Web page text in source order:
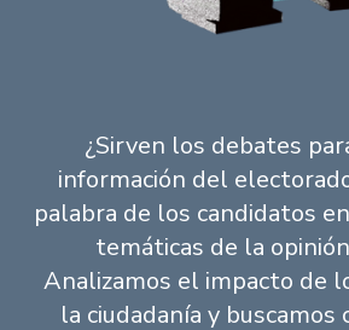
¿Sirven los debates
información del
palabra de los candidatos
temáticas de la
Analizamos el impacto de
la ciudadanía y buscamos